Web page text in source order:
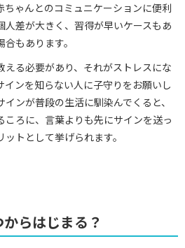
ちゃんとのコミュニケーションに便利
人差が大きく、習得が早いケースもあ
もあります。
える必要があり、それがストレスにな
インを知らない人に子守りをお願いし
ンが普段の生活に馴染んでくると、
ろに、言葉よりも先にサインを送っ
トとして挙げられます。
らはじまる？